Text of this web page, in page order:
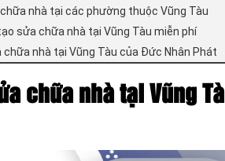
nhà tại các phường thuộc Vũng Tàu
sửa chữa nhà tại Vũng Tàu miễn phí
nhà tại Vũng Tàu của Đức Nhân Phát
chữa nhà tại Vũng